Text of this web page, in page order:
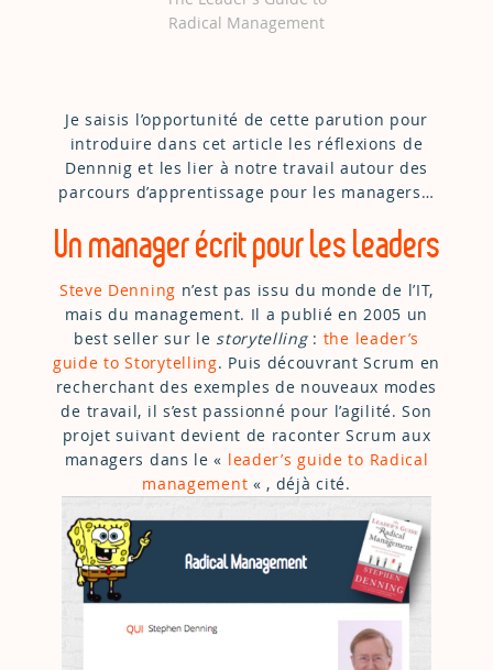
Radical Management
Je saisis l’opportunité de cette parution pour
introduire dans cet article les réflexions de
Dennnig et les lier à notre travail autour des
parcours d’apprentissage pour les managers…
Un manager écrit pour les leaders
Steve Denning n’est pas issu du monde de l’IT,
mais du management. Il a publié en 2005 un
best seller sur le storytelling: the leader’s
guide to Storytelling. Puis découvrant Scrum en
recherchant des exemples de nouveaux modes
de travail, il s’est passionné pour l’agilité. Son
projet suivant devient de raconter Scrum aux
managers dans le « leader’s guide to Radical
management « , déjà cité.